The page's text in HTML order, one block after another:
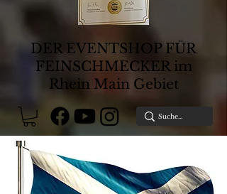
DER EVENTSHOP FÜR
FEINSCHMECKER im
Rhein Main Gebiet